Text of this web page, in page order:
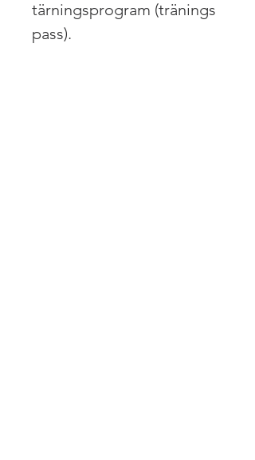
tärningsprogram (tränings
pass).